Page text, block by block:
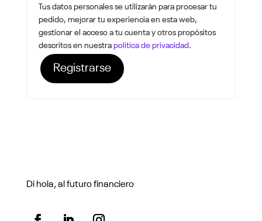
Tus datos personales se utilizarán para procesar tu
pedido, mejorar tu experiencia en esta web,
gestionar el acceso a tu cuenta y otros propósitos
descritos en nuestra política de privacidad .
Registrarse
Di hola, al futuro financiero